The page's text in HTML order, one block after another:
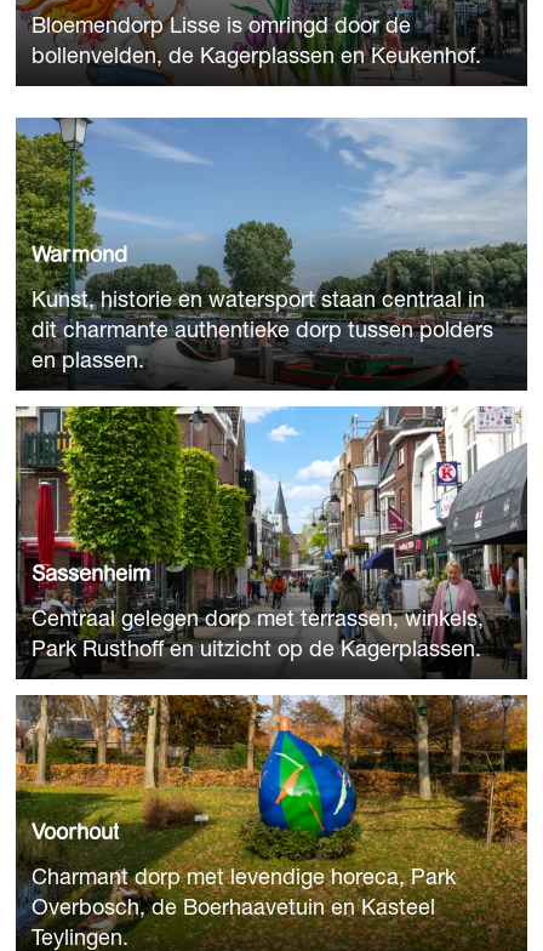
Bloemendorp Lisse is omringd door de
bollenvelden, de Kagerplassen en Keukenhof.
Warmond
Kunst, historie en watersport staan centraal in
dit charmante authentieke dorp tussen polders
en plassen.
W
a
r
m
o
n
d
Sassenheim
Centraal gelegen dorp met terrassen, winkels,
Park Rusthoff en uitzicht op de Kagerplassen.
S
a
s
s
e
n
h
e
i
m
Voorhout
Charmant dorp met levendige horeca, Park
Overbosch, de Boerhaavetuin en Kasteel
Teylingen.
V
o
o
r
h
o
u
t